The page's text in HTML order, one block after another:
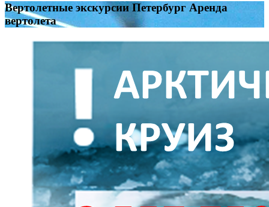
Вертолетные экскурсии Петербург Аренда
вертолета